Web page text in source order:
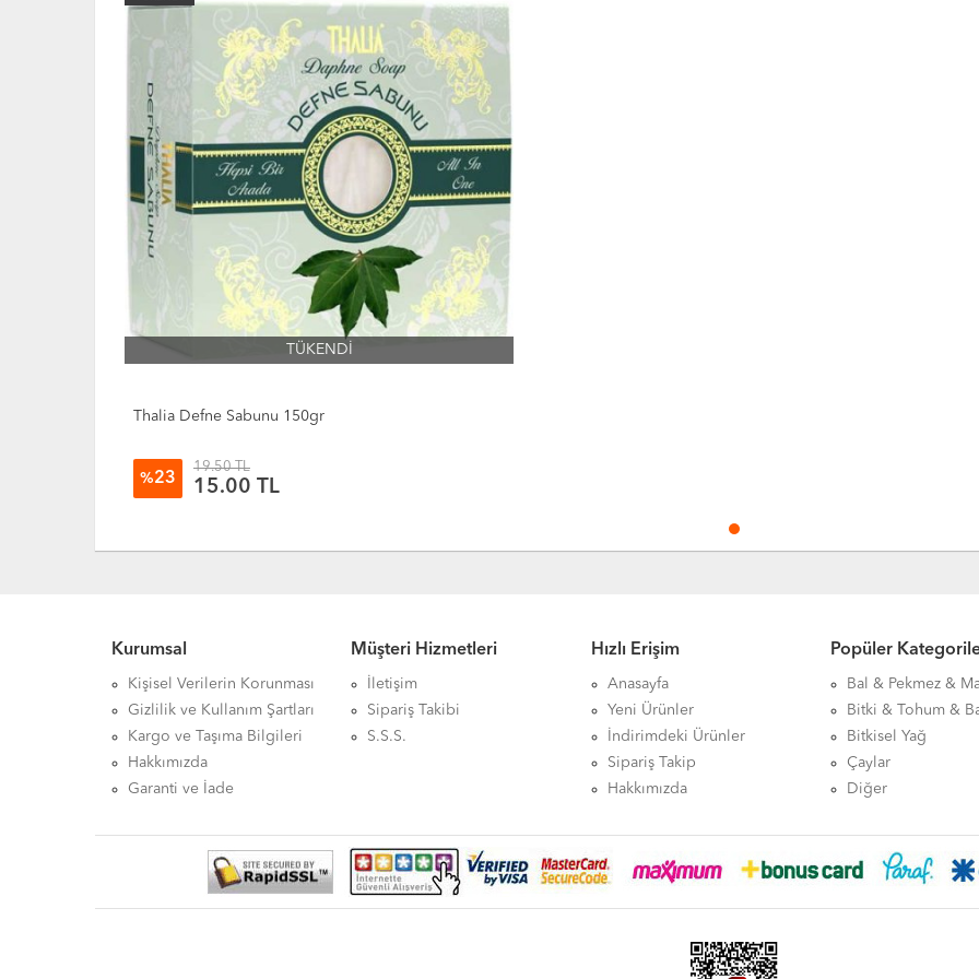
130g ürünü nerede satılır, Minera Biodermine Defne Sabunu 130g ürünü nereden alınır, Minera Biodermine Defne Sabunu 130g ürünü nerelerde satılıyor, Minera Biodermine Defne Sabunu 130g ürünü nerden alabilirim, Minera Biodermine
Biodermine Defne Sabunu 130g ürünü nerde, Minera Biodermine Defne Sabunu 130g ürünü faydası, Minera Biodermine Defne Sabunu 130g ürünü faydaları neler, Minera Biodermine Defne Sabunu 130g zararları, Minera Biodermine Defne
Defne Sabunu 130g nedir, Minera Biodermine Defne Sabunu 130g haftada kaç kez kullanılır, Minera Biodermine Defne Sabunu 130g günde kaç kez kullanılır, Minera Biodermine Defne Sabunu 130g mideye dokunurmu, Minera Biodermine
Minera Biodermine Defne Sabunu 130g aktarlarda bulunurmu, Minera Biodermine Defne Sabunu 130g ne için kullanılır, Minera Biodermine Defne Sabunu 130g ne sıklıkla kullanılır, Minera Biodermine Defne Sabunu 130g aktarda satılırmı,
TÜKENDİ
Thalia Defne Sabunu 150gr
%23
19.50 TL
15.00 TL
Kurumsal
Kişisel Verilerin Korunması
Gizlilik ve Kullanım Şartları
Kargo ve Taşıma Bilgileri
Hakkımızda
Garanti ve İade
Müşteri Hizmetleri
İletişim
Sipariş Takibi
S.S.S.
Hızlı Erişim
Anasayfa
Yeni Ürünler
İndirimdeki Ürünler
Sipariş Takip
Hakkımızda
Popüler
Bal & Pekmez &
Bitki & Tohum &
Bitkisel Yağ
Çaylar
Diğer